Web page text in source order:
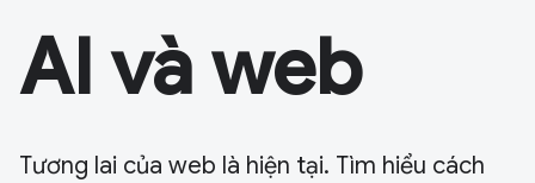
AI và web
Tương lai của web là hiện tại. Tìm hiểu cách